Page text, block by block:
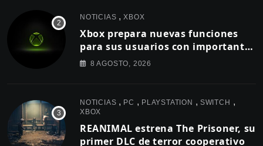
NOTICIAS ,XBOX
Xbox prepara nuevas funciones
para sus usuarios con importantes
cambios en capturas y logros
8 AGOSTO, 2026
NOTICIAS , PC , PLAYSTATION , SWITCH ,
XBOX
REANIMAL estrena The Prisoner, su
primer DLC de terror cooperativo